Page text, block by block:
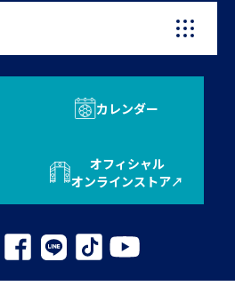
カレンダー
オフィシャル
オンラインストア